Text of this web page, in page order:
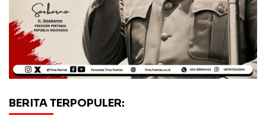
BERITA TERPOPULER: